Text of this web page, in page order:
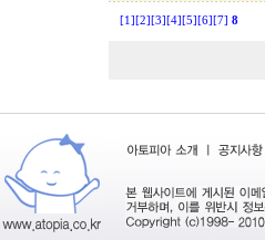
[1] [2] [3] [4] [5] [6] [7] 8